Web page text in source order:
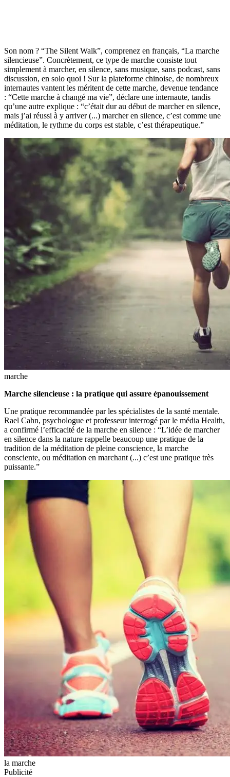
Son nom ? “The Silent Walk”, comprenez en français, “La marche
silencieuse”. Concrètement, ce type de marche consiste tout
simplement à marcher, en silence, sans musique, sans podcast, sans
discussion, en solo quoi ! Sur la plateforme chinoise, de nombreux
internautes vantent les méritent de cette marche, devenue tendance
: “Cette marche à changé ma vie”, déclare une internaute, tandis
qu’une autre explique : “c’était dur au début de marcher en silence,
mais j’ai réussi à y arriver (...) marcher en silence, c’est comme une
méditation, le rythme du corps est stable, c’est thérapeutique.”
marche
Marche silencieuse : la pratique qui assure épanouissement
Une pratique recommandée par les spécialistes de la santé mentale.
Rael Cahn, psychologue et professeur interrogé par le média Health,
a confirmé l’efficacité de la marche en silence : “L’idée de marcher
en silence dans la nature rappelle beaucoup une pratique de la
tradition de la méditation de pleine conscience, la marche
consciente, ou méditation en marchant (...) c’est une pratique très
puissante.”
la marche
Publicité